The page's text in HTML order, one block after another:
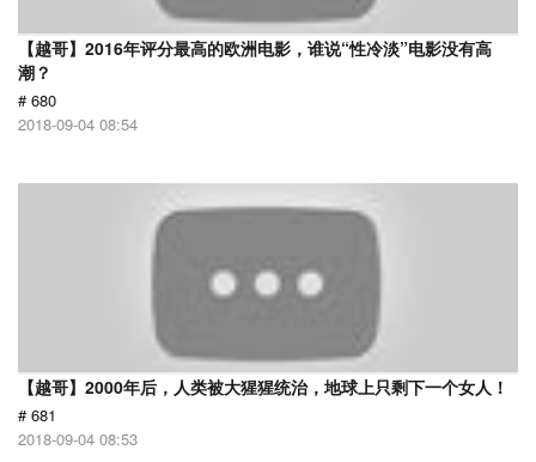
【越哥】2016年评分最高的欧洲电影，谁说“性冷淡”电影没有高
潮？
# 680
2018-09-04 08:54
【越哥】2000年后，人类被大猩猩统治，地球上只剩下一个女人！
# 681
2018-09-04 08:53